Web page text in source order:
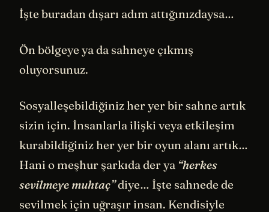
İşte buradan dışarı adım attığınızdaysa…
Ön bölgeye ya da sahneye çıkmış
oluyorsunuz.
Sosyalleşebildiğiniz her yer bir sahne artık
sizin için. İnsanlarla ilişki veya etkileşim
kurabildiğiniz her yer bir oyun alanı artık…
Hani o meşhur şarkıda der ya “herkes
sevilmeye muhtaç”diye… İşte sahnede de
sevilmek için uğraşır insan. Kendisiyle